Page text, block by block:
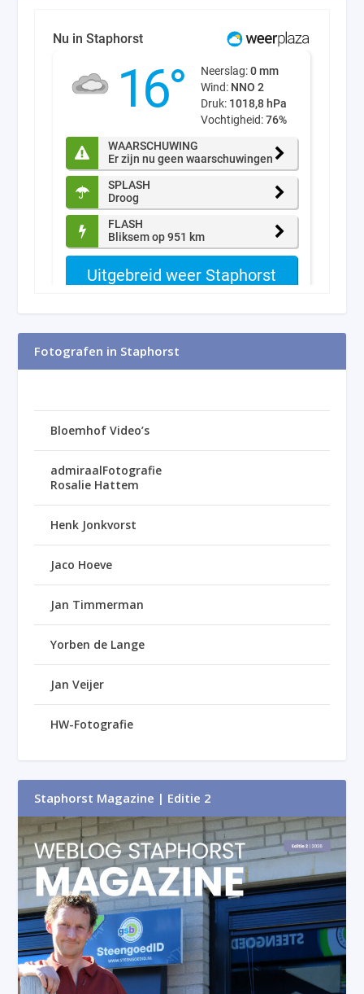
Fotografen in Staphorst
Bloemhof Video’s
admiraalFotografie
Rosalie Hattem
Henk Jonkvorst
Jaco Hoeve
Jan Timmerman
Yorben de Lange
Jan Veijer
HW-Fotografie
Staphorst Magazine | Editie 2